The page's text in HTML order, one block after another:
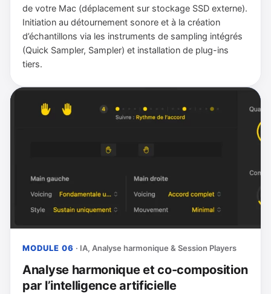
de votre Mac (déplacement sur stockage SSD externe).
Initiation au détournement sonore et à la création
d’échantillons via les instruments de sampling intégrés
(Quick Sampler, Sampler) et installation de plug-ins
tiers.
MODULE 06 · IA, Analyse harmonique & Session Players
Analyse harmonique et co-composition
par l’intelligence artificielle